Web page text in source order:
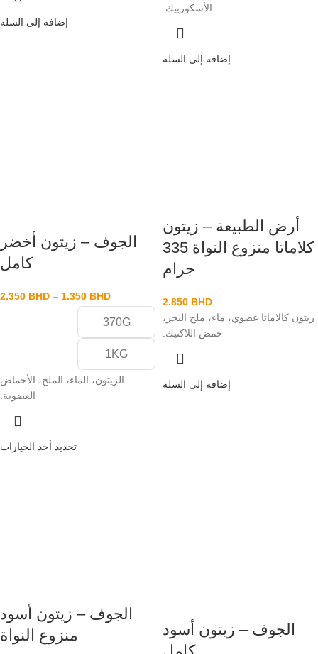
الأسكوربيك.
إضافة إلى السلة
إضافة إلى السلة
أرض الطبيعة – زيتون
كلاماتا منزوع النواة 335
جرام
2.850 BHD
زيتون كالاماتا عضوي، ماء، ملح البحر،
حمض اللاكتيك.
إضافة إلى السلة
الجوف – زيتون أخضر
كامل
1.350 BHD
–
2.350 BHD
370G
1KG
الزيتون، الماء، الملح، الأحماض
العضوية.
تحديد أحد الخيارات
الجوف – زيتون أسود
الجوف – زيتون أسود
منزوع النواة